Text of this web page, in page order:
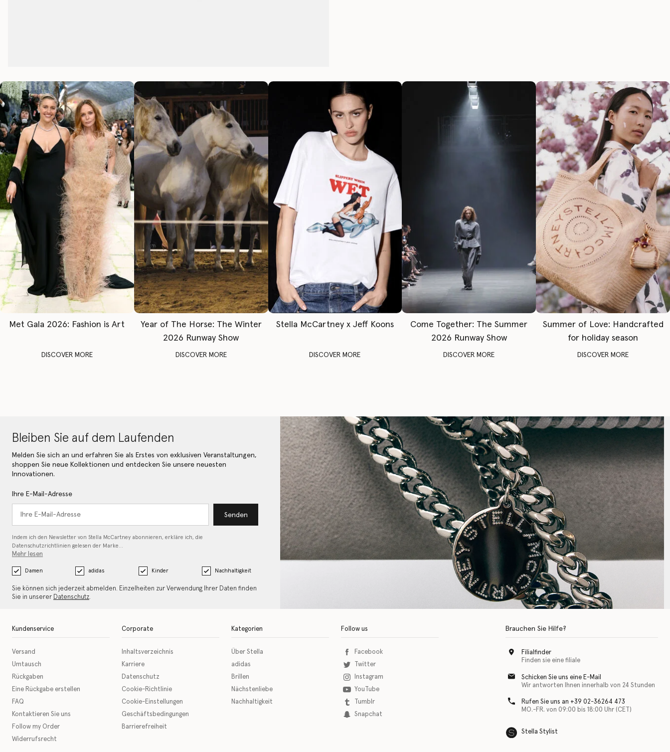
Met Gala 2026: Fashion is Art
DISCOVER MORE
Year of The Horse: The Winter
2026 Runway Show
DISCOVER MORE
Stella McCartney x Jeff Koons
DISCOVER MORE
Come Together: The Summer
2026 Runway Show
DISCOVER MORE
Summer of Love: Handcrafted
for holiday season
DISCOVER MORE
Bleiben Sie auf dem Laufenden
Melden Sie sich an und erfahren Sie als Erstes von exklusiven Veranstaltungen,
shoppen Sie neue Kollektionen und entdecken Sie unsere neuesten
Innovationen.
Ihre E-Mail-Adresse
Senden
Indem ich den Newsletter von Stella McCartney abonnieren, erkläre ich, die
Datenschutzrichtlinien gelesen der Marke…
Mehr lesen
Damen adidas Kinder Nachhaltigkeit
Sie können sich jederzeit abmelden. Einzelheiten zur Verwendung Ihrer Daten finden
Sie in unserer Datenschutz.
Kundenservice
Versand
Umtausch
Rückgaben
Eine Rückgabe erstellen
FAQ
Kontaktieren Sie uns
Follow my Order
Widerrufsrecht
Corporate
Inhaltsverzeichnis
Karriere
Datenschutz
Cookie-Richtlinie
Cookie-Einstellungen
Geschäftsbedingungen
Barrierefreiheit
Kategorien
Über Stella
adidas
Brillen
Nächstenliebe
Nachhaltigkeit
Follow us
Facebook
Twitter
Instagram
YouTube
Tumblr
Snapchat
Brauchen Sie Hilfe?
Filialfinder
Finden sie eine filiale
Schicken Sie uns eine E-Mail
Wir antworten Ihnen innerhalb von 24 Stunden
Rufen Sie uns an +39 02-36264 473
MO.-FR. von 09:00 bis 18:00 Uhr (CET)
Stella Stylist